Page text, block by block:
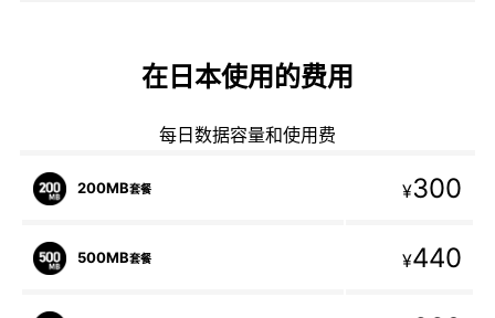
在日本使用的费用
每日数据容量和使用费
200MB套餐 ¥300
500MB套餐 ¥440